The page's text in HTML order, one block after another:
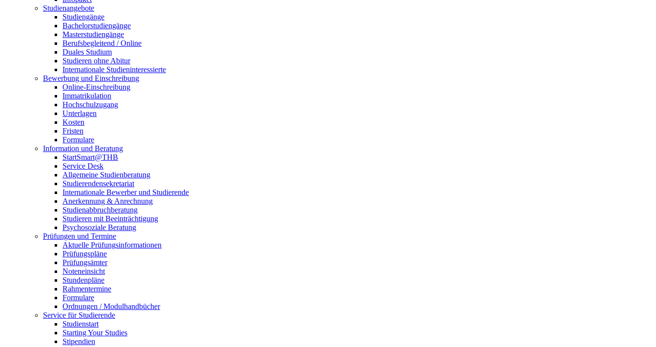
Studienangebote
Studiengänge
Bachelorstudiengänge
Masterstudiengänge
Berufsbegleitend / Online
Duales Studium
Studieren ohne Abitur
Internationale Studieninteressierte
Bewerbung und Einschreibung
Online-Einschreibung
Immatrikulation
Hochschulzugang
Unterlagen
Kosten
Fristen
Formulare
Information und Beratung
StartSmart@THB
Service Desk
Allgemeine Studienberatung
Studierendensekretariat
Internationale Bewerber und Studierende
Anerkennung & Anrechnung
Studienabbruchberatung
Studieren mit Beeinträchtigung
Psychosoziale Beratung
Prüfungen und Termine
Aktuelle Prüfungsinformationen
Prüfungspläne
Prüfungsämter
Noteneinsicht
Stundenpläne
Rahmentermine
Formulare
Ordnungen / Modulhandbücher
Service für Studierende
Studienstart
Starting Your Studies
Stipendien